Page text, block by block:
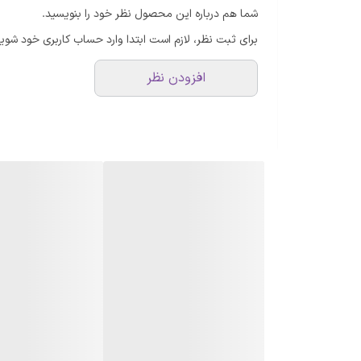
شما هم درباره این محصول نظر خود را بنویسید.
برای ثبت نظر، لازم است ابتدا وارد حساب کاربری خود
افزودن نظر